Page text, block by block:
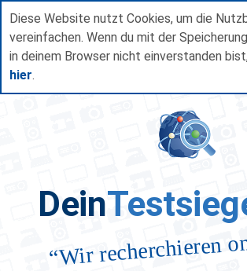
Diese Website nutzt Cookies, um die
vereinfachen. Wenn du mit der
in deinem Browser nicht einverstanden
hier.
Dein
“Wir recherchieren